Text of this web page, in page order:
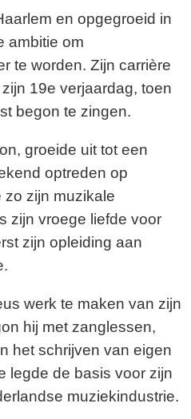
en opgegroeid in
ambitie om
te worden. Zijn carrière
19e verjaardag, toen
begon te zingen.
groeide uit tot een
optreden op
zijn muzikale
zijn vroege liefde voor
zijn opleiding aan
werk te maken van zijn
hij met zanglessen,
het schrijven van eigen
legde de basis voor zijn
muziekindustrie.